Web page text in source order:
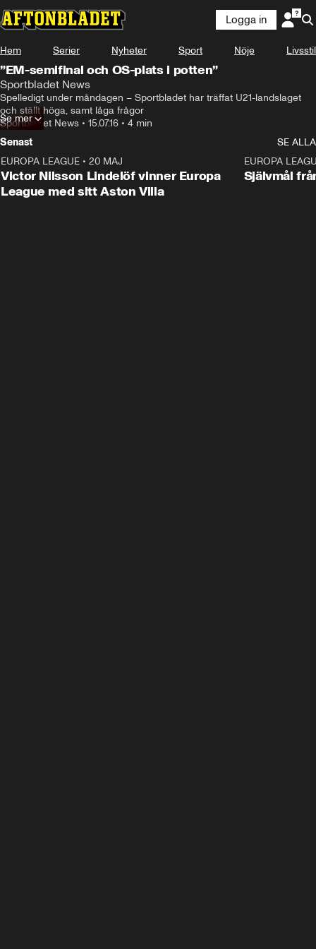
Logga in
Hem Serier Nyheter Sport Nöje Livsstil
”EM-semifinal och OS-plats i potten”
Sportbladet News
Spelledigt under måndagen – Sportbladet har träffat U21-landslaget
och ställt höga, samt låga frågor
Sportbladet News • 15.07.16 • 4 min
Se mer
Senast
SE ALLA
EUROPA LEAGUE • 20 MAJ
Victor Nilsson Lindelöf vinner Europa
League med sitt Aston Villa
EUROPA
Självmål